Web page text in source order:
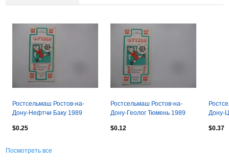
Ростсельмаш Ростов-на-
Дону-Нефтчи Баку 1989
$0.25
Ростсельмаш Ростов-на-
Дону-Геолог Тюмень 1989
$0.12
Дону-
$0.37
Посмотреть все